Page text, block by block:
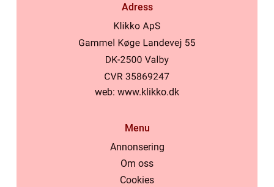
Adress
web: www.klikko.dk
Menu
Annonsering
Om oss
Cookies